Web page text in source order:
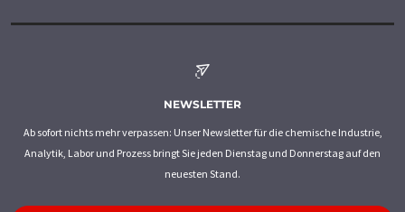
NEWSLETTER
Ab sofort nichts mehr verpassen: Unser Newsletter für die chemische Industrie,
Analytik, Labor und Prozess bringt Sie jeden Dienstag und Donnerstag auf den
neuesten Stand.